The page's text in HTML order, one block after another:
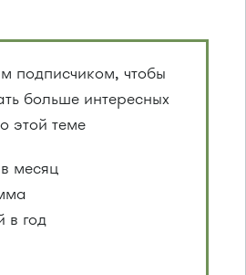
подписчиком, чтобы
больше интересных
этой теме
месяц
в год